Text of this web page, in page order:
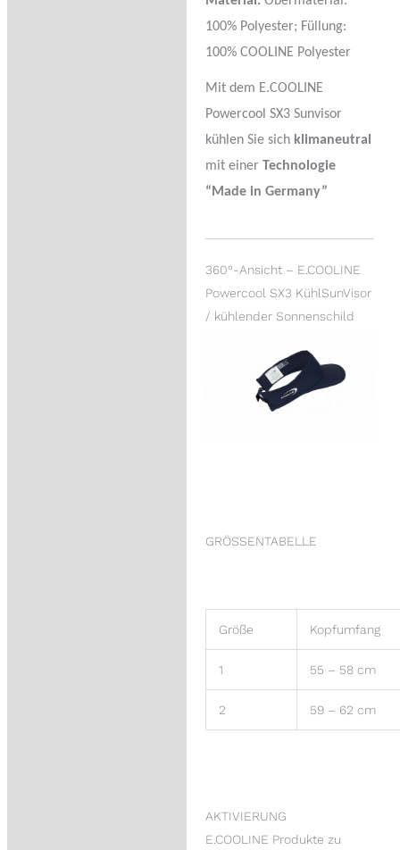
100% Polyester; Füllung:
100% COOLINE Polyester
Mit dem E.COOLINE
Powercool SX3 Sunvisor
kühlen Sie sich klimaneutral
mit einer Technologie
“Made in Germany”
360°-Ansicht – E.COOLINE
Powercool SX3 KühlSunVisor
/ kühlender Sonnenschild
GRÖSSENTABELLE
Größe Kopfumfang
1 55 – 58 cm
2 59 – 62 cm
AKTIVIERUNG
E.COOLINE Produkte zu